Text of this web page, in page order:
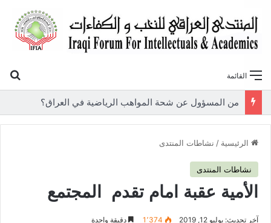
القائمة
الرئيسية / نشاطات المنتدى
نشاطات المنتدى
الأمية عقبة امام تقدم المجتمع
آخر تحديث: يوليو 12, 2019 1٬374 دقيقة واحدة